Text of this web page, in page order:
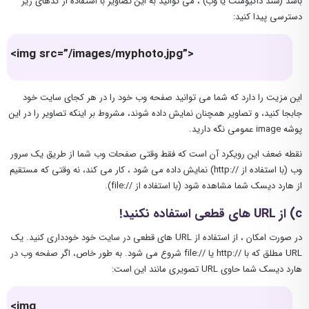
دسترسی پیدا کنید:
<img src=”/images/myphoto.jpg”>
این مزیت را دارد که شما می توانید صفحه وب خود را در هر کجای سایت خود
جابجا کنید، و تصاویر همچنان نمایش داده شوند، مشروط بر اینکه تصاویر را در این
پوشه image عمومی نگه دارید.
نقطه ضعف این رویکرد آن است که فقط وقتی صفحات وب شما از طریق یک سرور
وب (با استفاده از //:http) نمایش داده می شود ، کار می کند، نه وقتی که مستقیم
از هارد دیسک شما مشاهده شود (با استفاده از //:file).
c) از URL های قطعی استفاده نکنید!
در صورت امکان ، از استفاده از URL های قطعی در سایت خود خودداری کنید. یک
URL مطلق که با //:http یا //:file شروع می شود. به طور خاص، اگر صفحه وب در
هارد دیسک شما حاوی URL تصویری مانند این است: